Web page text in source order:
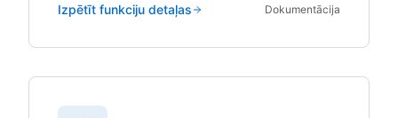
Izpētīt funkciju detaļas Dokumentācija